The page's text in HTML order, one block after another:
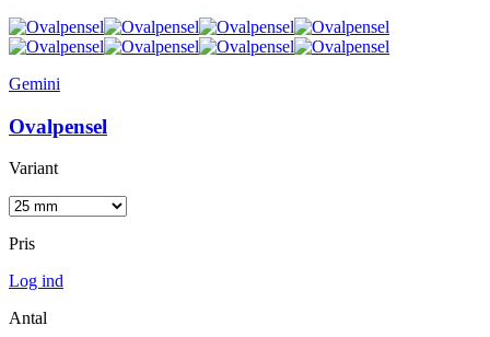
Gemini
Ovalpensel
Variant
Pris
Log ind
Antal